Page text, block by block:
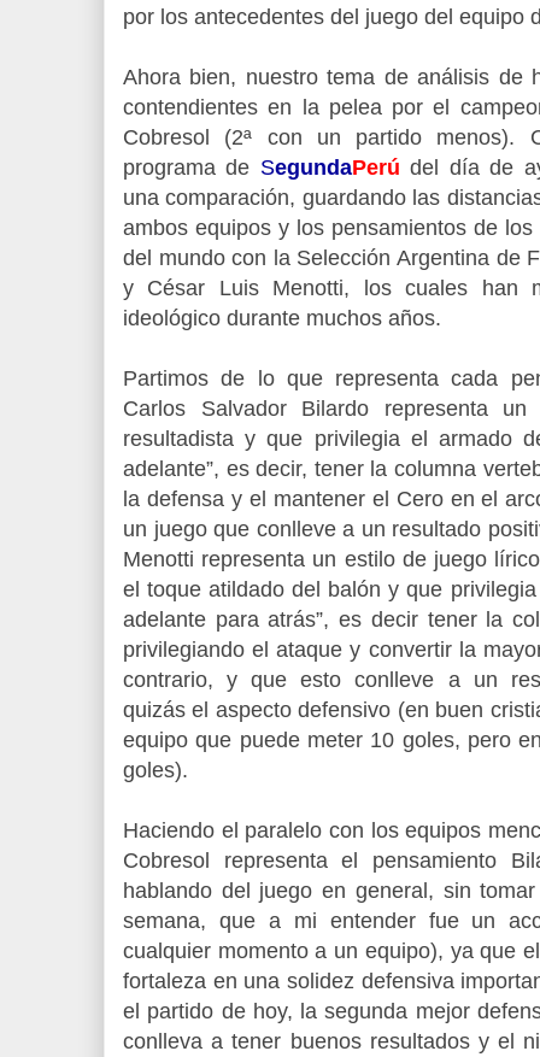
por los antecedentes del juego del equipo
Ahora bien, nuestro tema de análisis de
contendientes en la pelea por el
Cobresol (2ª con un partido menos).
programa de SegundaPerú del día de
una comparación, guardando las
ambos equipos y los pensamientos de
del mundo con la Selección Argentina de
y César Luis Menotti, los cuales han
ideológico durante muchos años.
Partimos de lo que representa cada
Carlos Salvador Bilardo representa
resultadista y que privilegia el armado
adelante”, es decir, tener la columna
la defensa y el mantener el Cero en el
un juego que conlleve a un resultado
Menotti representa un estilo de juego
el toque atildado del balón y que
adelante para atrás”, es decir tener la
privilegiando el ataque y convertir la
contrario, y que esto conlleve a un
quizás el aspecto defensivo (en buen
equipo que puede meter 10 goles, pero
goles).
Haciendo el paralelo con los equipos
Cobresol representa el pensamiento
hablando del juego en general, sin
semana, que a mi entender fue un
cualquier momento a un equipo), ya que
fortaleza en una solidez defensiva
el partido de hoy, la segunda mejor
conlleva a tener buenos resultados y el